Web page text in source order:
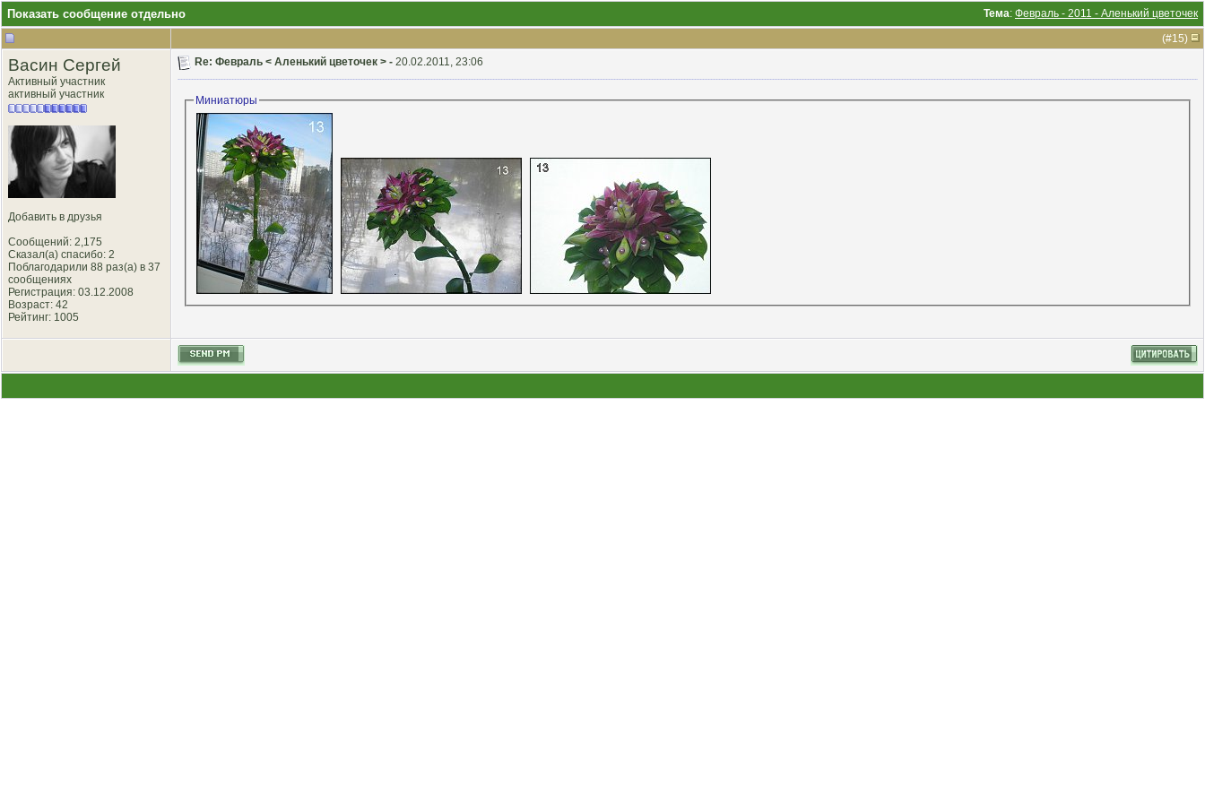
Тема: Февраль - 2011 - Аленький цветочек
Показать сообщение отдельно
(#15)
Васин Сергей
Активный участник
активный участник
Добавить в друзья
Сообщений: 2,175
Сказал(а) спасибо: 2
Поблагодарили 88 раз(а) в 37
сообщениях
Регистрация: 03.12.2008
Возраст: 42
Рейтинг: 1005
Re: Февраль < Аленький цветочек > - 20.02.2011, 23:06
Миниатюры